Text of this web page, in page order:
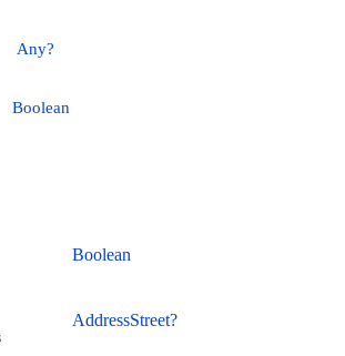
Any?
Boolean
Boolean
AddressStreet?